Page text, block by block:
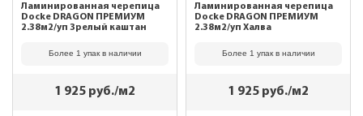
Ламинированная черепица
Docke DRAGON ПРЕМИУМ
2.38м2/уп Зрелый каштан
Более 1 упак в наличии
1 925 руб./м2
Ламинированная черепица
Docke DRAGON ПРЕМИУМ
2.38м2/уп Халва
Более 1 упак в наличии
1 925 руб./м2